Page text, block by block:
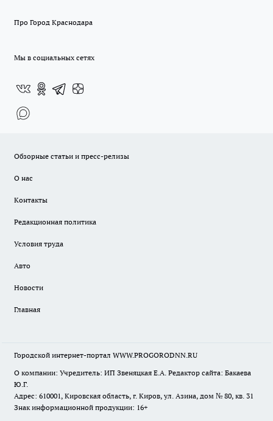
Про Город Краснодара
Мы в социальных сетях
Обзорные статьи и пресс-релизы
О нас
Контакты
Редакционная политика
Условия труда
Авто
Новости
Главная
Городской интернет-портал WWW.PROGORODNN.RU
О компании: Учредитель: ИП Звеняцкая Е.А. Редактор сайта: Бакаева
Ю.Г.
Адрес: 610001, Кировская область, г. Киров, ул. Азина, дом № 80, кв. 31
Знак информационной продукции: 16+